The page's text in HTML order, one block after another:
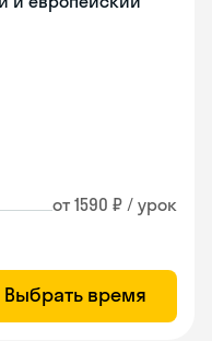
от 1590 ₽ / урок
Выбрать время